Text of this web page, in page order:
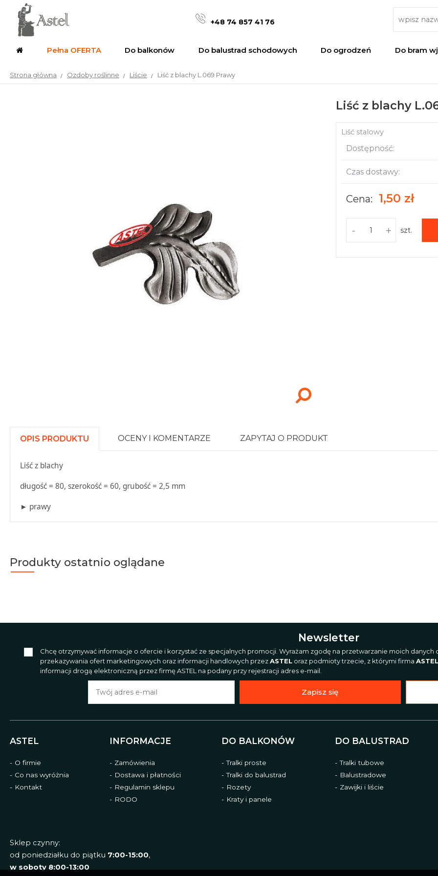
+48 74 857 41 76
Pełna OFERTA Do balkonów Do balustrad schodowych Do ogrodzeń Do bram
Strona główna Ozdoby roślinne Liście Liść z blachy L.069 Prawy
Liść z blachy
Liść stalowy
Dostępność:
Czas dostawy:
Cena: 1,50 zł
- + szt.
OPIS PRODUKTU OCENY I KOMENTARZE ZAPYTAJ O PRODUKT
Liść z blachy
długość = 80, szerokość = 60, grubość = 2,5 mm
► prawy
Produkty ostatnio oglądane
ASTEL
O firmie
Co nas wyróżnia
Kontakt
INFORMACJE
Zamówienia
Dostawa i płatności
Regulamin sklepu
RODO
DO BALKONÓW
Tralki proste
Tralki do balustrad
Rozety
Kraty i panele
DO BALUSTRAD
Tralki tubowe
Balustradowe
Zawijki i liście
Sklep czynny:
od poniedziałku do piątku 7:00-15:00,
w soboty 8:00-13:00
Newsletter
Chcę otrzymywać informacje o ofercie i korzystać ze specjalnych promocji. Wyrażam zgodę na przetwarzanie moich
przekazywania ofert marketingowych oraz informacji handlowych przezASTEL oraz podmioty trzecie, z którymi firma ASTEL
informacji drogą elektroniczną przez firmę ASTEL na podany przy rejestracji adres e-mail.
Zapisz się